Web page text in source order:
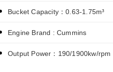
Bucket Capacity：0.63-1.75m³
Engine Brand : Cummins
Output Power：190/1900kw/rpm